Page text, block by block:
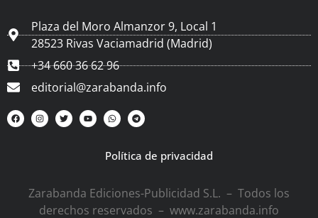
Plaza del Moro Almanzor 9, Local 1
28523 Rivas Vaciamadrid (Madrid)
+34 660 36 62 96
editorial@zarabanda.info
Política de privacidad
Zarabanda Ediciones-Publicidad S.L. – Todos los
derechos reservados – www.zarabanda.info